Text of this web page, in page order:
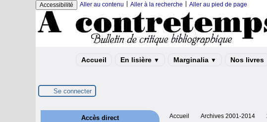
Accessibilité Aller au contenu Aller à la recherche Aller au pied de page
Accueil En lisière ▼ Marginalia ▼ Nos livres
Se connecter
Accueil Archives 2001-2014
Accès direct